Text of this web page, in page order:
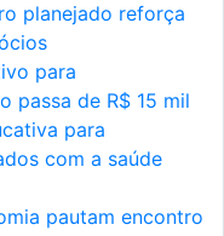
planejado reforça
para
passa de R$ 15 mil
para
com a saúde
pautam encontro